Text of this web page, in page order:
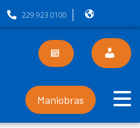
229 923 0100
Maniobras